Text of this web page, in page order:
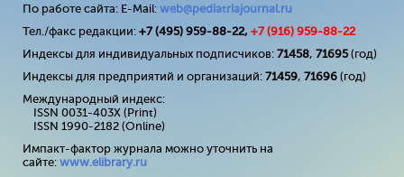
По работе сайта: E-Mail: web@pediatriajournal.ru
Тел./факс редакции: +7 (495) 959-88-22, +7 (916) 959-88-22
Индексы для индивидуальных подписчиков: 71458, 71695(год)
Индексы для предприятий и организаций: 71459, 71696 (год)
Международный индекс:
ISSN 0031-403X (Print)
ISSN 1990-2182 (Online)
Импакт-фактор журнала можно уточнить на
сайте: www.elibrary.ru